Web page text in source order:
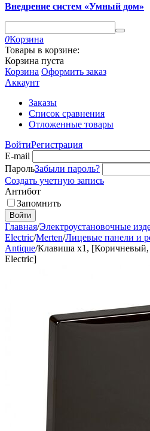
Внедрение систем «Умный дом»
0Корзина
Товары в корзине:
Корзина пуста
Корзина Оформить заказ
Аккаунт
Заказы
Список сравнения
Отложенные товары
ВойтиРегистрация
E-mail
ПарольЗабыли пароль?
Создать учетную запись
Антибот
Запомнить
Войти
Главная/Электроустановочные
Electric/Merten/Лицевые панели и
Antique/Клавиша х1, [Коричневый,
Electric]